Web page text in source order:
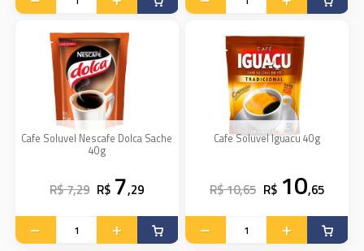
Cafe Soluvel Nescafe Dolca Sache
40g
R$ 7,29 R$ 7,29
Cafe Soluvel Iguacu 40g
R$ 10,65 R$ 10,65